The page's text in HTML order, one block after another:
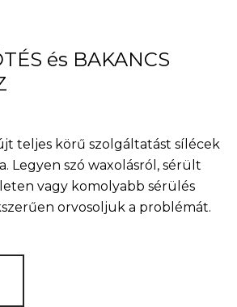
és BAKANCS
teljes körű szolgáltatást sílécek
Legyen szó waxolásról, sérült
vagy komolyabb sérülés
orvosoljuk a problémát.